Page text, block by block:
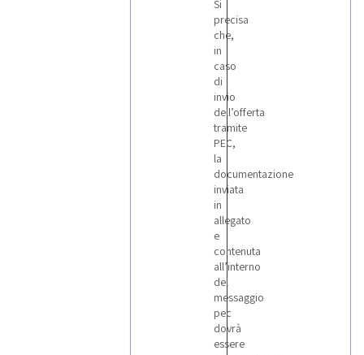
Si
precisa
che,
in
caso
di
invio
dell’offerta
tramite
PEC,
la
documentazione
inviata
in
allegato
e
contenuta
all’interno
del
messaggio
pec
dovrà
essere